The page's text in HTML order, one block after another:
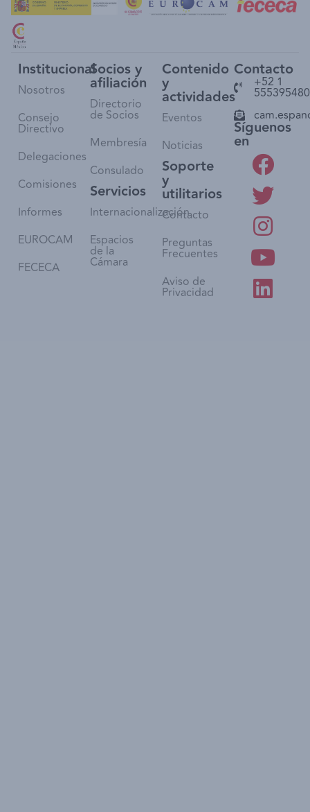
Institucional
Nosotros
Consejo
Directivo
Delegaciones
Comisiones
Informes
EUROCAM
FECECA
Socios y
afiliación
Directorio
de Socios
Membresía
Consulado
Servicios
Internacionalización
Espacios
de la
Cámara
Contenido
y
actividades
Eventos
Noticias
Soporte
y
utilitarios
Contacto
Preguntas
Frecuentes
Aviso de
Privacidad
Contacto
+52 1
Síguenos
en